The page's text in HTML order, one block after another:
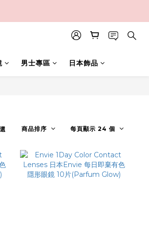
男士專區 日本飾品
商品排序 每頁顯示 24 個